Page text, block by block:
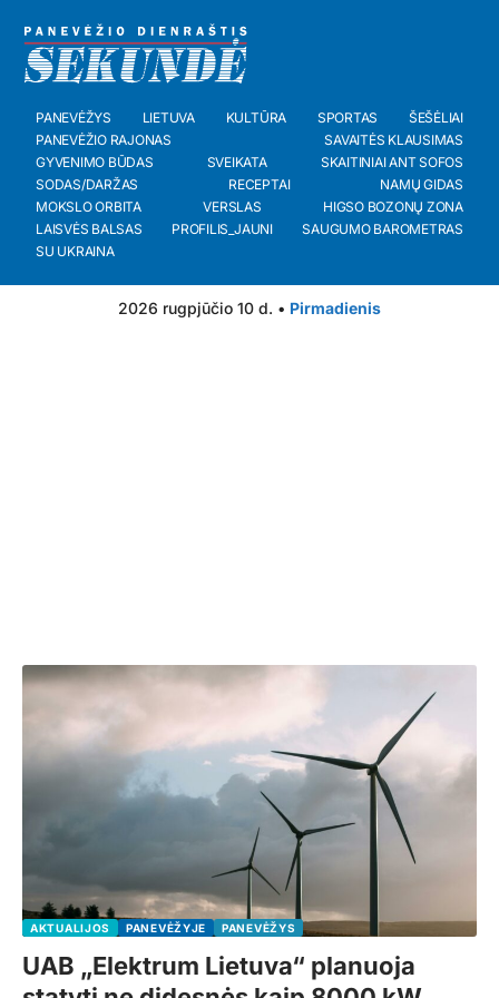
PANEVĖŽYS LIETUVA KULTŪRA SPORTAS
ŠEŠĖLIAI
PANEVĖŽIO RAJONAS
SAVAITĖS KLAUSIMAS
GYVENIMO BŪDAS
SVEIKATA
SKAITINIAI ANT SOFOS
SODAS/DARŽAS
RECEPTAI
NAMŲ GIDAS
MOKSLO ORBITA
VERSLAS
HIGSO BOZONŲ ZONA
LAISVĖS BALSAS
PROFILIS_JAUNI
SAUGUMO BAROMETRAS
SU UKRAINA
2026 rugpjūčio 10 d. • Pirmadienis
AKTUALIJOS PANEVĖŽYJE PANEVĖŽYS
UAB „Elektrum Lietuva“ planuoja